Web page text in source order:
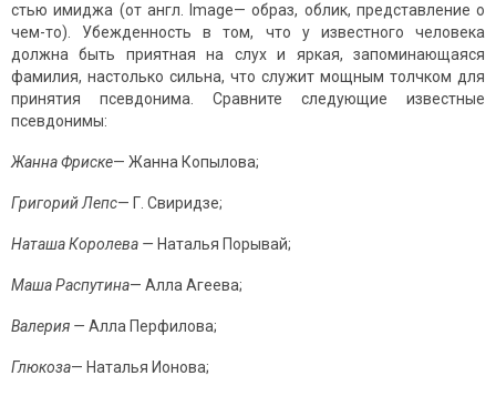
стью имиджа (от англ. Image— образ, облик, представление о
чем-то). Убежденность в том, что у известного человека
должна быть приятная на слух и яркая, запоминающаяся
фамилия, настолько сильна, что служит мощным толчком для
принятия псевдонима. Сравните следующие известные
псевдонимы:
Жанна Фриске— Жанна Копылова;
Григорий Лепс— Г. Свиридзе;
Наташа Королева — Наталья Порывай;
Маша Распутина— Алла Агеева;
Валерия — Алла Перфилова;
Глюкоза— Наталья Ионова;